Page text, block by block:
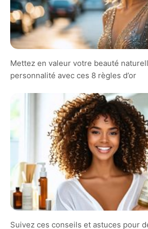
Mettez en valeur votre beauté
personnalité avec ces 8 règles d’or
Suivez ces conseils et astuces pour